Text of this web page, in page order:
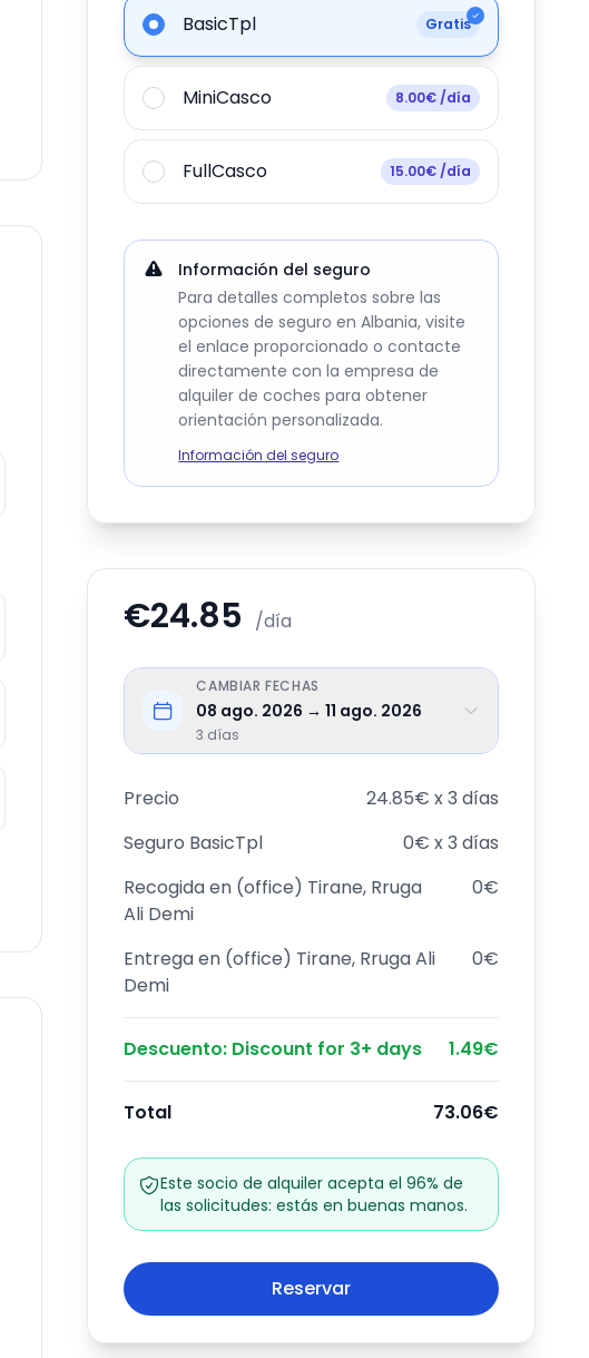
BasicTpl Gratis
MiniCasco 8.00€ /día
FullCasco 15.00€ /día
Información del seguro
Para detalles completos sobre las
opciones de seguro en Albania, visite
el enlace proporcionado o contacte
directamente con la empresa de
alquiler de coches para obtener
orientación personalizada.
Información del seguro
€24.85 /día
CAMBIAR FECHAS
08 ago. 2026 → 11 ago. 2026
3 días
Precio
24.85€ x 3 días
Seguro BasicTpl
0€ x 3 días
Recogida en (office) Tirane, Rruga
Ali Demi
0€
Entrega en (office) Tirane, Rruga Ali
Demi
0€
Descuento: Discount for 3+ days 1.49€
Total 73.06€
Este socio de alquiler acepta el 96% de
las solicitudes: estás en buenas manos.
Reservar